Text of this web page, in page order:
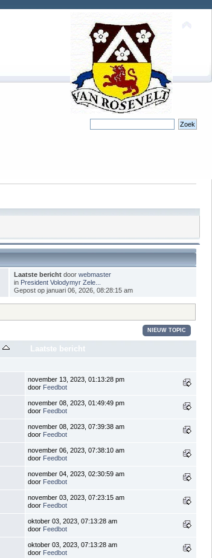
Laatste bericht doorwebmaster
in President Volodymyr Zele...
Gepost op januari 06, 2026, 08:28:15 am
NIEUW TOPIC
Laatste bericht
november 13, 2023, 01:13:28 pm
door Feedbot
november 08, 2023, 01:49:49 pm
door Feedbot
november 08, 2023, 07:39:38 am
door Feedbot
november 06, 2023, 07:38:10 am
door Feedbot
november 04, 2023, 02:30:59 am
door Feedbot
november 03, 2023, 07:23:15 am
door Feedbot
oktober 03, 2023, 07:13:28 am
door Feedbot
oktober 03, 2023, 07:13:28 am
door Feedbot